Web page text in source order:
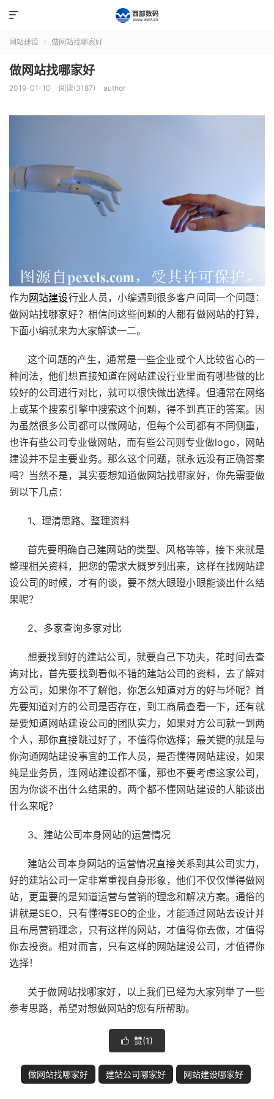

网站建设  做网站找哪家好
做网站找哪家好
2019-01-10 阅读(3187) author
作为网站建设行业人员，小编遇到很多客户问同一个问题：
做网站找哪家好？相信问这些问题的人都有做网站的打算，
下面小编就来为大家解读一二。
这个问题的产生，通常是一些企业或个人比较省心的一
种问法，他们想直接知道在网站建设行业里面有哪些做的比
较好的公司进行对比，就可以很快做出选择。但通常在网络
上或某个搜索引擎中搜索这个问题，得不到真正的答案。因
为虽然很多公司都可以做网站，但每个公司都有不同侧重，
也许有些公司专业做网站，而有些公司则专业做logo，网站
建设并不是主要业务。那么这个问题，就永远没有正确答案
吗？当然不是，其实要想知道做网站找哪家好，你先需要做
到以下几点：
1、理清思路、整理资料
首先要明确自己建网站的类型、风格等等，接下来就是
整理相关资料，把您的需求大概罗列出来，这样在找网站建
设公司的时候，才有的谈，要不然大眼瞪小眼能谈出什么结
果呢？
2、多家查询多家对比
想要找到好的建站公司，就要自己下功夫，花时间去查
询对比，首先要找到看似不错的建站公司的资料，去了解对
方公司，如果你不了解他，你怎么知道对方的好与坏呢？首
先要知道对方的公司是否存在，到工商局查看一下，还有就
是要知道网站建设公司的团队实力，如果对方公司就一到两
个人，那你直接跳过好了，不值得你选择；最关键的就是与
你沟通网站建设事宜的工作人员，是否懂得网站建设，如果
纯是业务员，连网站建设都不懂，那也不要考虑这家公司，
因为你谈不出什么结果的，两个都不懂网站建设的人能谈出
什么来呢？
3、建站公司本身网站的运营情况
建站公司本身网站的运营情况直接关系到其公司实力，
好的建站公司一定非常重视自身形象，他们不仅仅懂得做网
站，更重要的是知道运营与营销的理念和解决方案。通俗的
讲就是SEO，只有懂得SEO的企业，才能通过网站去设计并
且布局营销理念，只有这样的网站，才值得你去做，才值得
你去投资。相对而言，只有这样的网站建设公司，才值得你
选择！
关于做网站找哪家好，以上我们已经为大家列举了一些
参考思路，希望对想做网站的您有所帮助。
 赞(1)
做网站找哪家好 建站公司哪家好 网站建设哪家好